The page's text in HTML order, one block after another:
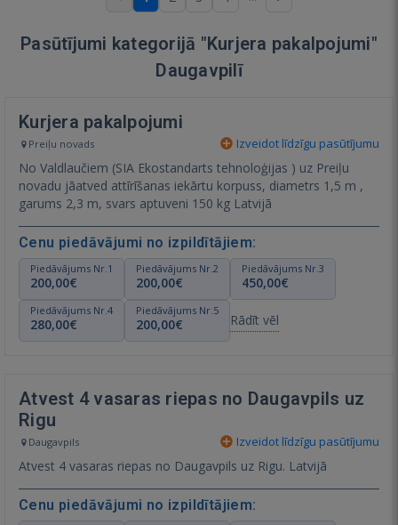
Pasūtījumi kategorijā "Kurjera pakalpojumi"
Daugavpilī
Kurjera pakalpojumi
Preiļu novads Izveidot līdzīgu pasūtījumu
No Valdlaučiem (SIA Ekostandarts tehnoloģijas ) uz Preiļu
novadu jāatved attīrīšanas iekārtu korpuss, diametrs 1,5 m ,
garums 2,3 m, svars aptuveni 150 kg Latvijā
Cenu piedāvājumi no izpildītājiem:
Piedāvājums Nr.1
200,00€
Piedāvājums Nr.2
200,00€
Piedāvājums Nr.3
450,00€
Piedāvājums Nr.4
280,00€
Piedāvājums Nr.5
200,00€ Rādīt vēl
Atvest 4 vasaras riepas no Daugavpils uz
Rigu
Daugavpils Izveidot līdzīgu pasūtījumu
Atvest 4 vasaras riepas no Daugavpils uz Rigu. Latvijā
Cenu piedāvājumi no izpildītājiem: